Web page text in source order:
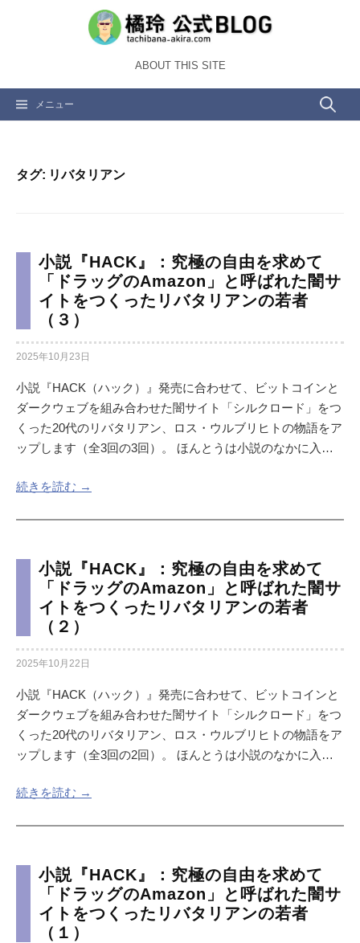
ツ
ABOUT THIS SITE
メニュー 検
タグ: リバタリアン
小説『HACK』：究極の自由を求めて
「ドラッグのAmazon」と呼ばれた闇サ
イトをつくったリバタリアンの若者
（３）
2025年10月23日
小説『HACK（ハック）』発売に合わせて、ビットコインと
ダークウェブを組み合わせた闇サイト「シルクロード」をつ
くった20代のリバタリアン、ロス・ウルブリヒトの物語をア
ップします（全3回の3回）。 ほんとうは小説のなかに入…
続きを読む →
小説『HACK』：究極の自由を求めて
「ドラッグのAmazon」と呼ばれた闇サ
イトをつくったリバタリアンの若者
（２）
2025年10月22日
小説『HACK（ハック）』発売に合わせて、ビットコインと
ダークウェブを組み合わせた闇サイト「シルクロード」をつ
くった20代のリバタリアン、ロス・ウルブリヒトの物語をア
ップします（全3回の2回）。 ほんとうは小説のなかに入…
続きを読む →
小説『HACK』：究極の自由を求めて
「ドラッグのAmazon」と呼ばれた闇サ
イトをつくったリバタリアンの若者
（１）